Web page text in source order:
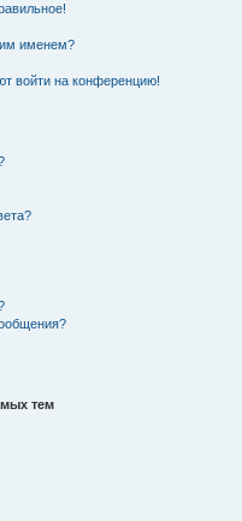
именем?
войти на конференцию!
тем